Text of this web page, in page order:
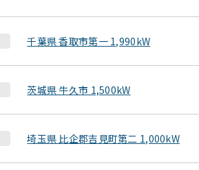
千葉県 香取市第一 1,990kW
茨城県 牛久市 1,500kW
埼玉県 比企郡吉見町第二 1,000kW